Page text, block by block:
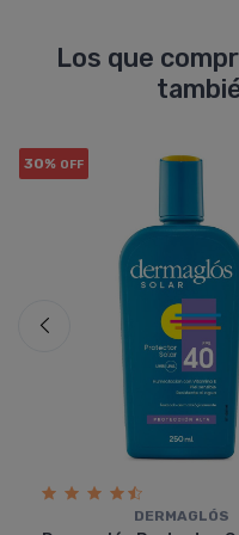
Los que
30% OFF
DERMAGLÓS